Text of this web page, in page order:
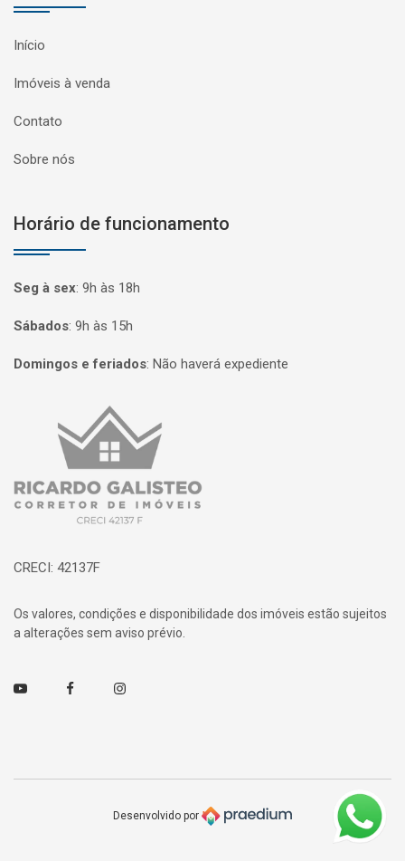
Início
Imóveis à venda
Contato
Sobre nós
Horário de funcionamento
Seg à sex: 9h às 18h
Sábados: 9h às 15h
Domingos e feriados: Não haverá expediente
Página inicial
CRECI: 42137F
Os valores, condições e disponibilidade dos imóveis estão sujeitos
a alterações sem aviso prévio.
Youtube FacebookInstagram
Desenvolvido por